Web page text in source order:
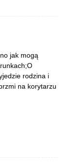
jak mogą
rodzina i
na korytarzu